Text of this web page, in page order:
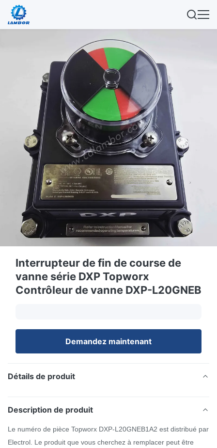
Interrupteur de fin de course de
vanne série DXP Topworx
Contrôleur de vanne DXP-L20GNEB
Demandez maintenant
Détails de produit
Description de produit
Le numéro de pièce Topworx DXP-L20GNEB1A2 est distribué par
Electrol. Le produit que vous cherchez à remplacer peut être